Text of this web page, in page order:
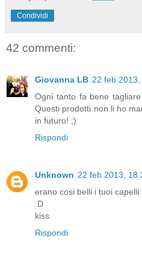
Condividi
42 commenti:
Giovanna LB 22 feb
Ogni tanto fa bene
Questi prodotti non li ho
in futuro! ;)
Rispondi
Unknown 22 feb 2013,
erano cosi belli i tuoi
:D
kiss
Rispondi